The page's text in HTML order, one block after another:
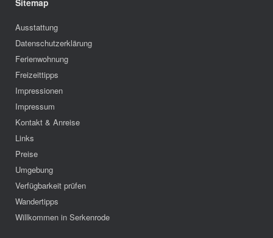
Ausstattung
Datenschutzerklärung
Ferienwohnung
Freizeittipps
Impressionen
Impressum
Kontakt & Anreise
Links
Preise
Umgebung
Verfügbarkeit prüfen
Wandertipps
Willkommen in Serkenrode